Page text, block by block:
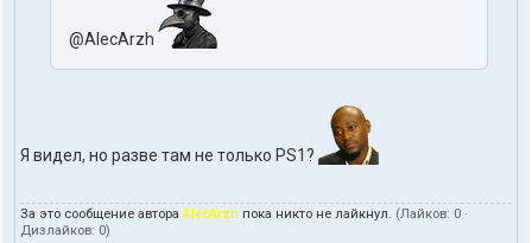
@AlecArzh
Я видел, но разве там не только PS1?
За это сообщение автораAlecArzh пока никто не лайкнул. (Лайков: 0 ·
Дизлайков: 0)